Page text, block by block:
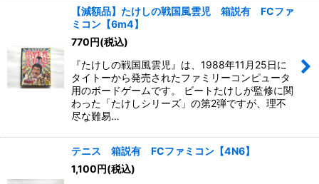
【減額品】たけしの戦国風雲児 箱説有 FCファ
ミコン【6m4】
770円(税込)
『たけしの戦国風雲児』は、1988年11月25日に
タイトーから発売されたファミリーコンピュータ
用のボードゲームです。 ビートたけしが監修に関
わった「たけしシリーズ」の第2弾ですが、理不
尽な難易…
テニス 箱説有 FCファミコン【4N6】
1,100円(税込)